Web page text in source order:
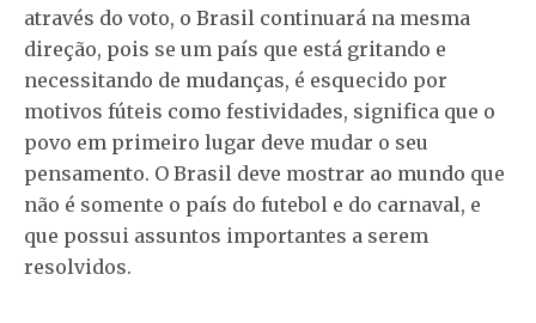
através do voto, o Brasil continuará na mesma
direção, pois se um país que está gritando e
necessitando de mudanças, é esquecido por
motivos fúteis como festividades, significa que o
povo em primeiro lugar deve mudar o seu
pensamento. O Brasil deve mostrar ao mundo que
não é somente o país do futebol e do carnaval, e
que possui assuntos importantes a serem
resolvidos.